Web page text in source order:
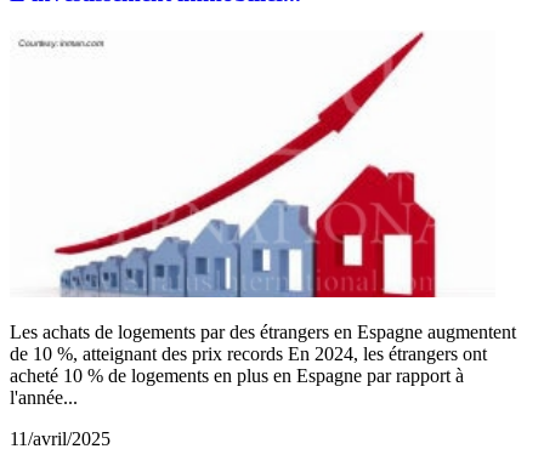
Les achats de logements par des étrangers en Espagne augmentent
de 10 %, atteignant des prix records En 2024, les étrangers ont
acheté 10 % de logements en plus en Espagne par rapport à
l'année...
11/avril/2025